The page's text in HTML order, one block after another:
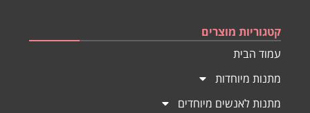
קטגוריות מוצרים
עמוד הבית
מתנות מיוחדות
מתנות לאנשים מיוחדים